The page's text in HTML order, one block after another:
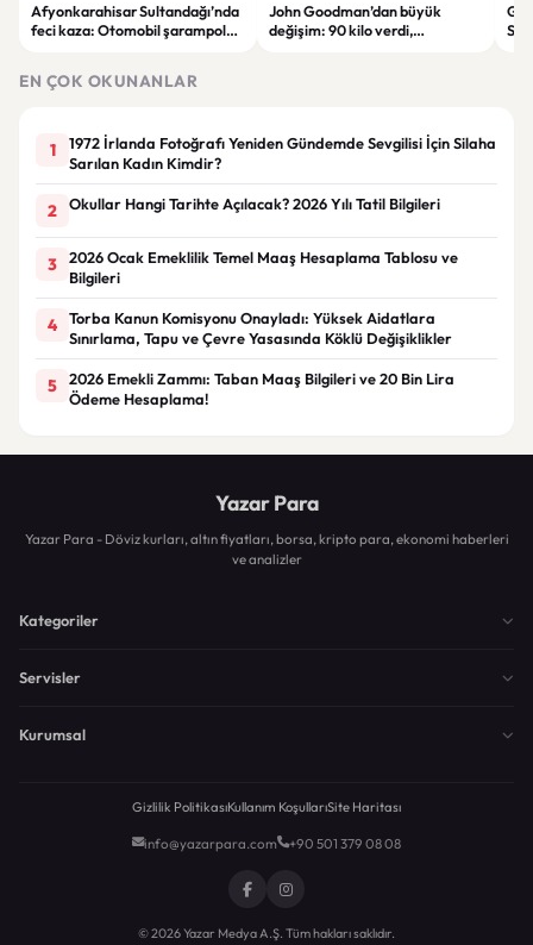
Afyonkarahisar Sultandağı’nda
feci kaza: Otomobil şarampole
John Goodman’dan büyük
değişim: 90 kilo verdi,
EN ÇOK OKUNANLAR
1
1972 İrlanda Fotoğrafı Yeniden Gündemde Sevgilisi İçin Silaha
Sarılan Kadın Kimdir?
2 Okullar Hangi Tarihte Açılacak? 2026 Yılı Tatil Bilgileri
3
2026 Ocak Emeklilik Temel Maaş Hesaplama Tablosu ve
Bilgileri
4
Torba Kanun Komisyonu Onayladı: Yüksek Aidatlara
Sınırlama, Tapu ve Çevre Yasasında Köklü Değişiklikler
5
2026 Emekli Zammı: Taban Maaş Bilgileri ve 20 Bin Lira
Ödeme Hesaplama!
Yazar Para
Yazar Para - Döviz kurları, altın fiyatları, borsa, kripto para, ekonomi haberleri
ve analizler
Kategoriler
Servisler
Kurumsal
Gizlilik PolitikasıKullanım KoşullarıSite Haritası
info@yazarpara.com +90 501 379 08 08
© 2026 Yazar Medya A.Ş. Tüm hakları saklıdır.